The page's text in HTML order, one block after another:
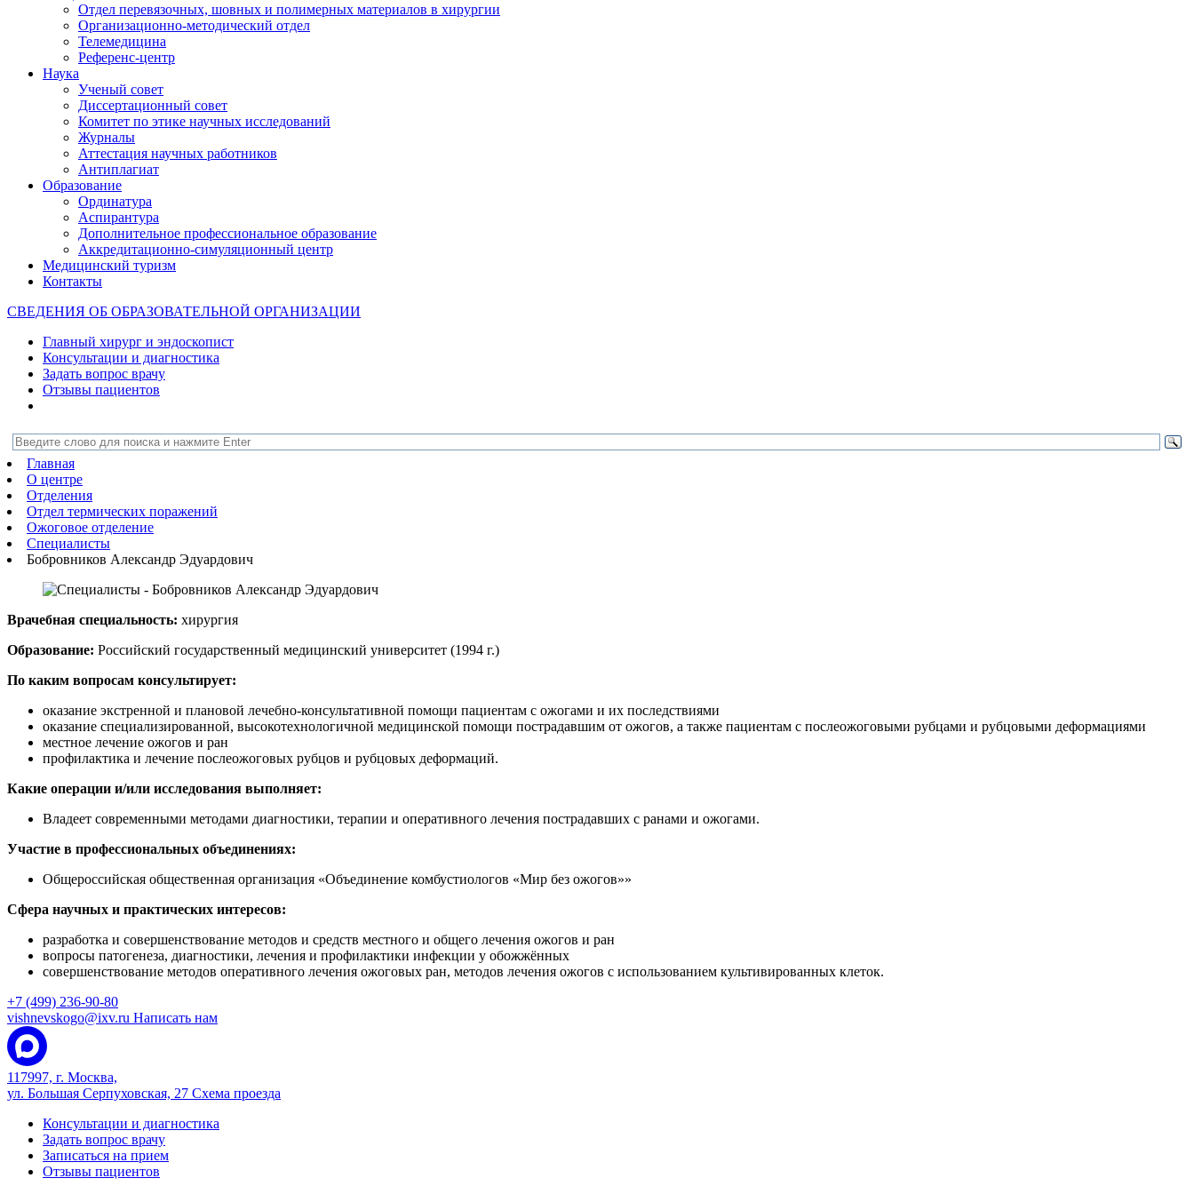
Отдел перевязочных, шовных и полимерных материалов в хирургии
Организационно-методический отдел
Телемедицина
Референс-центр
Наука
Ученый совет
Диссертационный совет
Комитет по этике научных исследований
Журналы
Аттестация научных работников
Антиплагиат
Образование
Ординатура
Аспирантура
Дополнительное профессиональное образование
Аккредитационно-симуляционный центр
Медицинский туризм
Контакты
СВЕДЕНИЯ ОБ ОБРАЗОВАТЕЛЬНОЙ ОРГАНИЗАЦИИ
Главный хирург и эндоскопист
Консультации и диагностика
Задать вопрос врачу
Отзывы пациентов
Главная
О центре
Отделения
Отдел термических поражений
Ожоговое отделение
Специалисты
Бобровников Александр Эдуардович
Врачебная специальность: хирургия
Образование: Российский государственный медицинский университет (1994 г.)
По каким вопросам консультирует:
оказание экстренной и плановой лечебно-консультативной помощи пациентам с ожогами и их последствиями
оказание специализированной, высокотехнологичной медицинской помощи пострадавшим от ожогов, а также пациентам с послеожоговыми рубцами и рубцовыми деформациями
местное лечение ожогов и ран
профилактика и лечение послеожоговых рубцов и рубцовых деформаций.
Какие операции и/или исследования выполняет:
Владеет современными методами диагностики, терапии и оперативного лечения пострадавших с ранами и ожогами.
Участие в профессиональных объединениях:
Общероссийская общественная организация «Объединение комбустиологов «Мир без ожогов»»
Сфера научных и практических интересов:
разработка и совершенствование методов и средств местного и общего лечения ожогов и ран
вопросы патогенеза, диагностики, лечения и профилактики инфекции у обожжённых
совершенствование методов оперативного лечения ожоговых ран, методов лечения ожогов с использованием культивированных клеток.
+7 (499) 236-90-80
vishnevskogo@ixv.ru Написать нам
117997, г. Москва,
ул. Большая Серпуховская, 27 Схема проезда
Консультации и диагностика
Задать вопрос врачу
Записаться на прием
Отзывы пациентов